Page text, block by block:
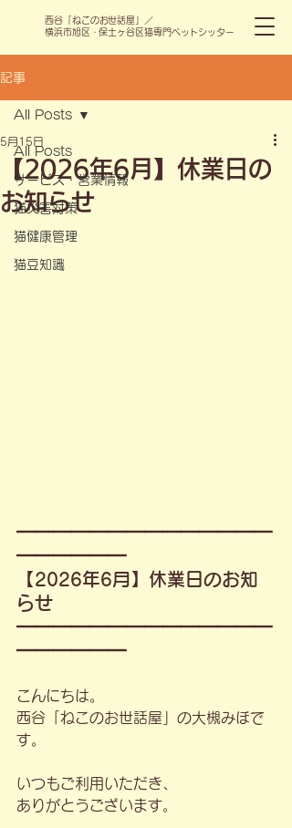
​西谷「ねこのお世話屋」／
横浜市旭区・保土ヶ谷区猫専門ペットシッター
記事
All Posts
サービス・営業情報
猫災害対策
猫健康管理
猫豆知識
All Posts
【2026年6月】休業日の
お知らせ
5月15日
━━━━━━━━━━━━━━
━━━━━━
【2026年6月】休業日のお知
らせ
━━━━━━━━━━━━━━
━━━━━━
こんにちは。
西谷「ねこのお世話屋」の大槻みほで
す。
いつもご利用いただき、
ありがとうございます。